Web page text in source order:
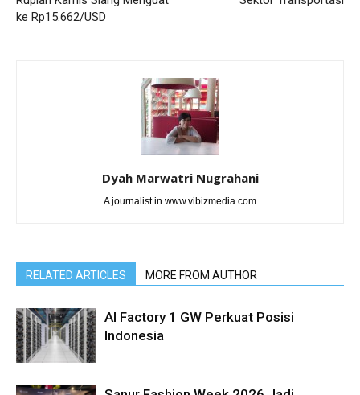
ke Rp15.662/USD
Dyah Marwatri Nugrahani
A journalist in www.vibizmedia.com
RELATED ARTICLES MORE FROM AUTHOR
AI Factory 1 GW Perkuat Posisi
Indonesia